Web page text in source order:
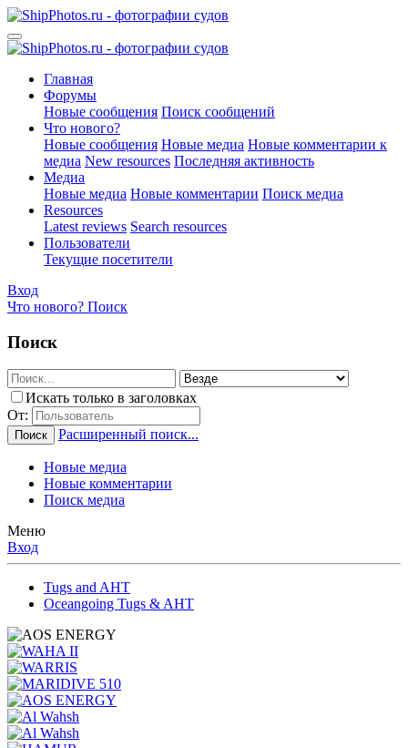
Главная
Форумы
Новые сообщения Поиск сообщений
Что нового?
Новые сообщения Новые медиа Новые комментарии к
медиа New resources Последняя активность
Медиа
Новые медиа Новые комментарии Поиск медиа
Resources
Latest reviews Search resources
Пользователи
Текущие посетители
Вход
Что нового? Поиск
Поиск
Искать только в заголовках
От:
Поиск Расширенный поиск...
Новые медиа
Новые комментарии
Поиск медиа
Меню
Вход
Tugs and AHT
Oceangoing Tugs & AHT